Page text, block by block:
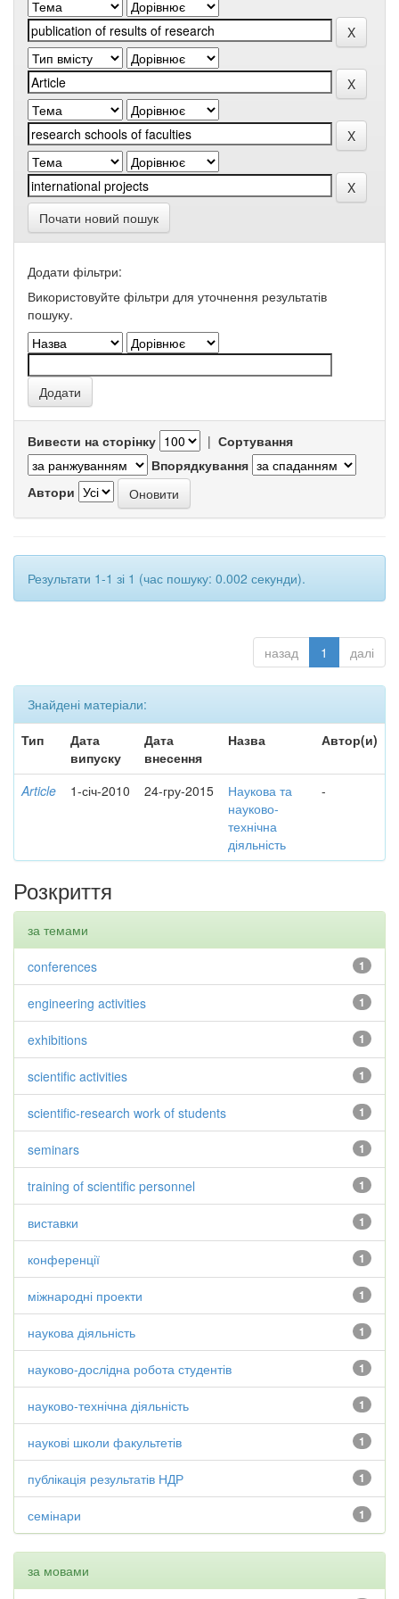
Почати новий пошук
Додати фільтри:
Використовуйте фільтри для уточнення результатів
пошуку.
Вивести на сторінку | Сортування
Впорядкування
Автори
Результати 1-1 зі 1 (час пошуку: 0.002 секунди).
назад 1 далі
Знайдені матеріали:
Тип
Дата
випуску
Дата
внесення
Назва Автор(и)
Article 1-січ-2010 24-гру-2015
Наукова та
науково-
технічна
діяльність
-
Розкриття
за темами
1
conferences
1
engineering activities
1
exhibitions
1
scientific activities
1
scientific-research work of students
1
seminars
1
training of scientific personnel
1
виставки
1
конференції
1
міжнародні проекти
1
наукова діяльність
1
науково-дослідна робота студентів
1
науково-технічна діяльність
1
наукові школи факультетів
1
публікація результатів НДР
1
семінари
за мовами